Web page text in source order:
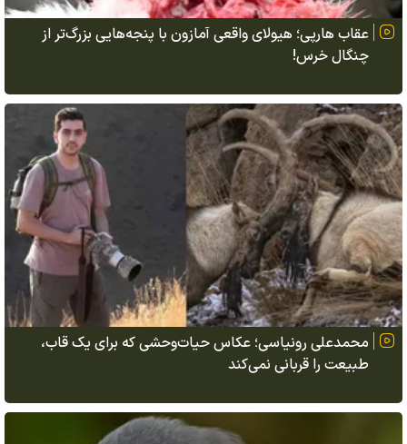
عقاب هارپی؛ هیولای واقعی آمازون با پنجه‌هایی بزرگ‌تر از
چنگال خرس!
محمدعلی رونیاسی؛ عکاس حیات‌وحشی که برای یک قاب،
طبیعت را قربانی نمی‌کند